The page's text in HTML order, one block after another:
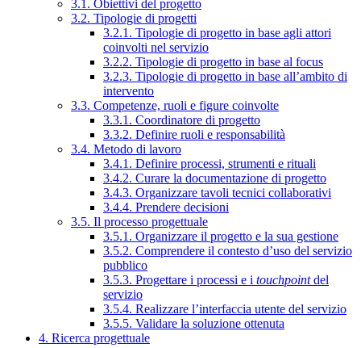
3.1. Obiettivi del progetto
3.2. Tipologie di progetti
3.2.1. Tipologie di progetto in base agli attori
coinvolti nel servizio
3.2.2. Tipologie di progetto in base al focus
3.2.3. Tipologie di progetto in base all’ambito di
intervento
3.3. Competenze, ruoli e figure coinvolte
3.3.1. Coordinatore di progetto
3.3.2. Definire ruoli e responsabilità
3.4. Metodo di lavoro
3.4.1. Definire processi, strumenti e rituali
3.4.2. Curare la documentazione di progetto
3.4.3. Organizzare tavoli tecnici collaborativi
3.4.4. Prendere decisioni
3.5. Il processo progettuale
3.5.1. Organizzare il progetto e la sua gestione
3.5.2. Comprendere il contesto d’uso del servizio
pubblico
3.5.3. Progettare i processi e i touchpointdel
servizio
3.5.4. Realizzare l’interfaccia utente del servizio
3.5.5. Validare la soluzione ottenuta
4. Ricerca progettuale